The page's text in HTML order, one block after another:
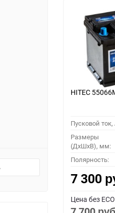
HITEC
Пусковой ток,
Размеры
(ДхШхВ), мм:
Полярность:
7 300
Цена без